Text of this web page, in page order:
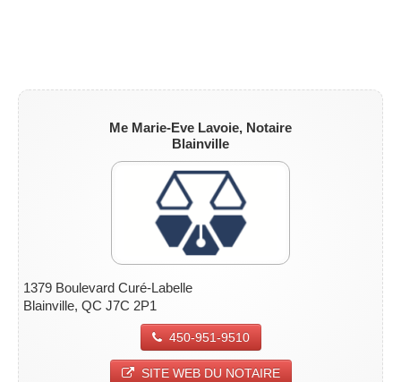
Me Marie-Eve Lavoie, Notaire
Blainville
1379 Boulevard Curé-Labelle
Blainville, QC J7C 2P1
450-951-9510
SITE WEB DU NOTAIRE